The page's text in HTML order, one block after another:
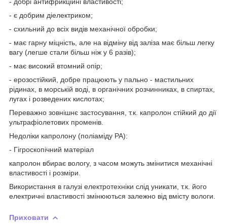
- є добрим діелектриком;
- схильний до всіх видів механічної обробки;
- має гарну міцність, але на відміну від заліза має більш легку
вагу (легше стали більш ніж у 6 разів);
- має високий втомний опір;
- ерозостійкий, добре працюють у пально - мастильних
рідинах, в морській воді, в органічних розчинниках, в спиртах,
лугах і розведених кислотах;
Переважно зовнішнє застосування, т.к. капролон стійкий до дії
ультрафіолетових променів.
Недоліки капролону (поліаміду РА):
- Гігроскопічний матеріал
капролон вбирає вологу, з часом можуть змінитися механічні
властивості і розміри.
Використання в галузі електротехніки слід уникати, т.к. його
електричні властивості змінюються залежно від вмісту вологи.
Приховати